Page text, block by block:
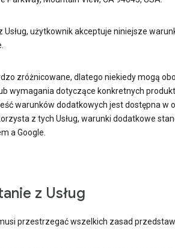
Usług, użytkownik akceptuje niniejsze
zróżnicowane, dlatego niekiedy mogą
wymagania dotyczące konkretnych
warunków dodatkowych jest dostępna w
z tych Usług, warunki dodatkowe
a Google.
z Usług
przestrzegać wszelkich zasad